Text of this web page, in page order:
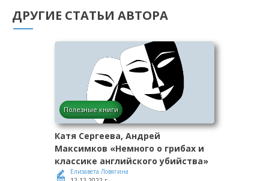
ДРУГИЕ СТАТЬИ АВТОРА
Полезные книги
Катя Сергеева, Андрей
Максимков «Немного о грибах и
классике английского убийства»
Елизавета Ловягина